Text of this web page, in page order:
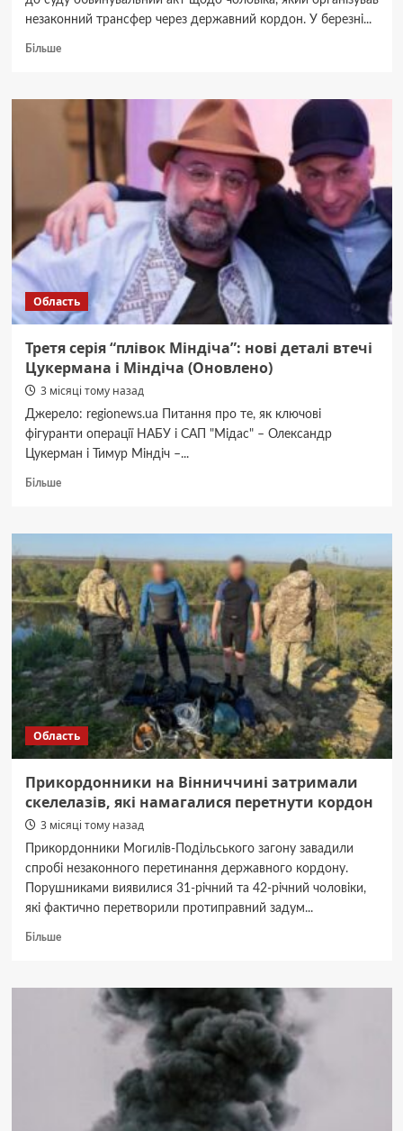
незаконний трансфер через державний кордон. У березні...
БільшеДокладніше
чоловіка,
Вінниччині
незаконно
перетинати
кордон,
скерували
до
Область
Третя серія “плівок Міндіча”: нові деталі втечі
Цукермана і Міндіча (Оновлено)
3 місяці тому назад
Джерело: regionews.ua Питання про те, як ключові
фігуранти операції НАБУ і САП "Мідас" – Олександр
Цукерман і Тимур Міндіч –...
БільшеДокладніше
серія
Міндіча”:
нові
деталі
втечі
Цукермана
і
Міндіча
(Оновлено)
Область
Прикордонники на Вінниччині затримали
скелелазів, які намагалися перетнути кордон
3 місяці тому назад
Прикордонники Могилів-Подільського загону завадили
спробі незаконного перетинання державного кордону.
Порушниками виявилися 31-річний та 42-річний чоловіки,
які фактично перетворили протиправний задум...
БільшеДокладніше
на
Вінниччині
затримали